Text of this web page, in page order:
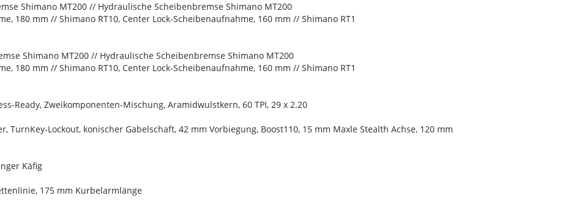
Shimano MT200 // Hydraulische Scheibenbremse Shimano MT200
180 mm // Shimano RT10, Center Lock-Scheibenaufnahme, 160 mm // Shimano RT1
Shimano MT200 // Hydraulische Scheibenbremse Shimano MT200
180 mm // Shimano RT10, Center Lock-Scheibenaufnahme, 160 mm // Shimano RT1
Ready, Zweikomponenten-Mischung, Aramidwulstkern, 60 TPI, 29 x 2.20
TurnKey-Lockout, konischer Gabelschaft, 42 mm Vorbiegung, Boost110, 15 mm Maxle Stealth Achse, 120 mm
Käfig
175 mm Kurbelarmlänge